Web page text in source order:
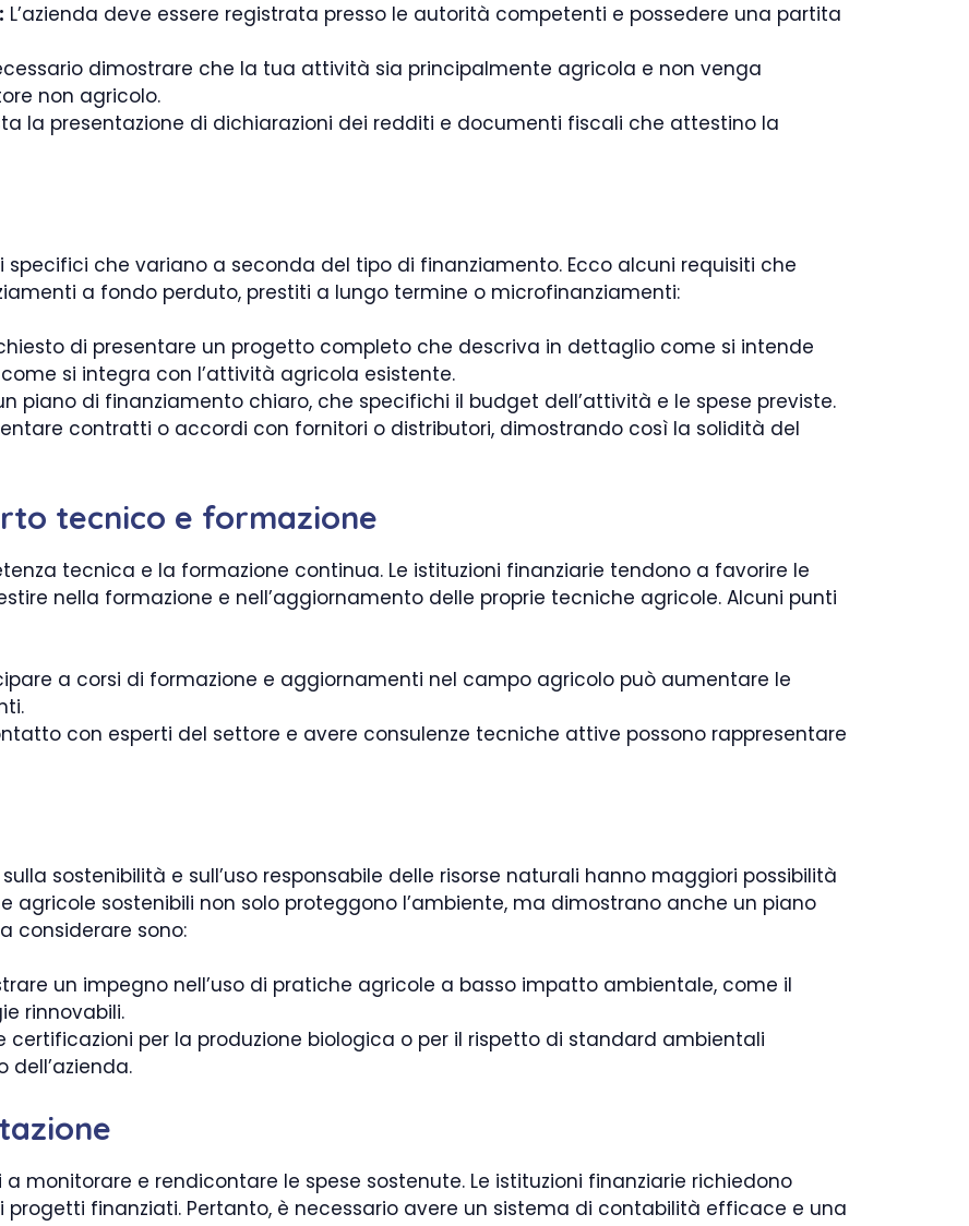
L’azienda deve essere registrata presso le autorità competenti e possedere una partita
dimostrare che la tua attività sia principalmente agricola e non venga
non agricolo.
la presentazione di dichiarazioni dei redditi e documenti fiscali che attestino la
specifici che variano a seconda del tipo di finanziamento. Ecco alcuni requisiti che
a fondo perduto, prestiti a lungo termine o microfinanziamenti:
di presentare un progetto completo che descriva in dettaglio come si intende
si integra con l’attività agricola esistente.
piano di finanziamento chiaro, che specifichi il budget dell’attività e le spese previste.
contratti o accordi con fornitori o distributori, dimostrando così la solidità del
tecnico e formazione
tecnica e la formazione continua. Le istituzioni finanziarie tendono a favorire le
nella formazione e nell’aggiornamento delle proprie tecniche agricole. Alcuni punti
a corsi di formazione e aggiornamenti nel campo agricolo può aumentare le
con esperti del settore e avere consulenze tecniche attive possono rappresentare
sostenibilità e sull’uso responsabile delle risorse naturali hanno maggiori possibilità
agricole sostenibili non solo proteggono l’ambiente, ma dimostrano anche un piano
considerare sono:
un impegno nell’uso di pratiche agricole a basso impatto ambientale, come il
rinnovabili.
certificazioni per la produzione biologica o per il rispetto di standard ambientali
dell’azienda.
monitorare e rendicontare le spese sostenute. Le istituzioni finanziarie richiedono
progetti finanziati. Pertanto, è necessario avere un sistema di contabilità efficace e una